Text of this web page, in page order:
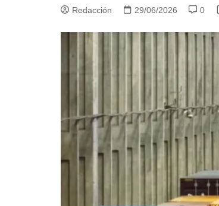
Redacción 29/06/2026 0